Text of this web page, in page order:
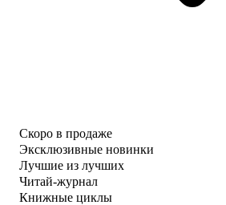
Скоро в продаже
Эксклюзивные новинки
Лучшие из лучших
Читай-журнал
Книжные циклы